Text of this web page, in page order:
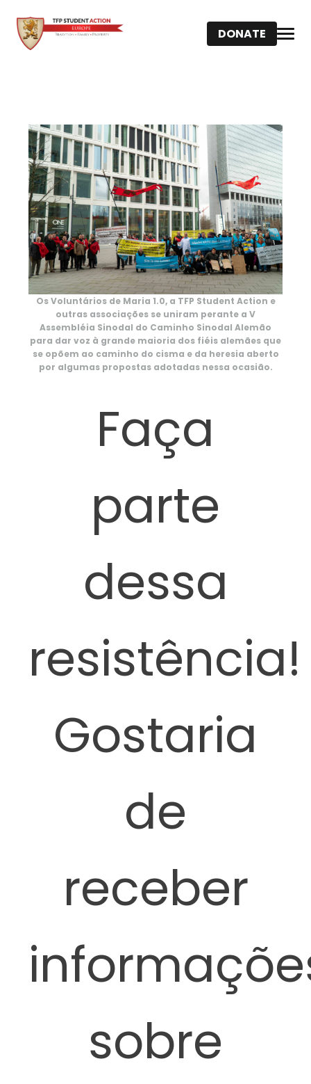
DONATE
Os Voluntários de Maria 1.0, a TFP Student Action e
outras associações se uniram perante a V
Assembléia Sinodal do Caminho Sinodal Alemão
para dar voz à grande maioria dos fiéis alemães que
se opõem ao caminho do cisma e da heresia aberto
por algumas propostas adotadas nessa ocasião.
Faça
parte
dessa
resistência!
Gostaria
de
receber
sobre